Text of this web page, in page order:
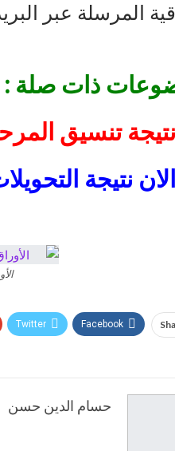
المرسلة عبر
ذات صلة :
نتيجة تنسيق المرحلة الثالثة
الان نتيجة
Facebook
Twitter
حسام الدين حسن